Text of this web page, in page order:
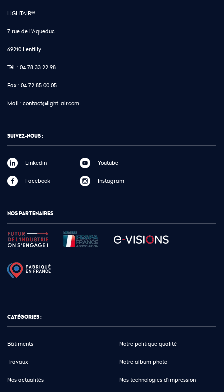
LIGHTAIR®
7 rue de l'Aqueduc
69210 Lentilly
Tél. : 04 78 33 22 98
Fax : 04 72 85 00 05
Mail : contact@light-air.com
SUIVEZ-NOUS :
Linkedin
Facebook
Youtube
Instagram
NOS PARTENAIRES
CATÉGORIES :
Bâtiments
Travaux
Nos actualités
Notre politique qualité
Notre album photo
Nos technologies d’impression